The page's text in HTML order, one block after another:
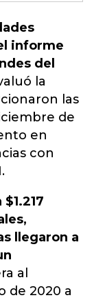
informe
del
la
las
de
en
con
llegaron a
al
de 2020 a